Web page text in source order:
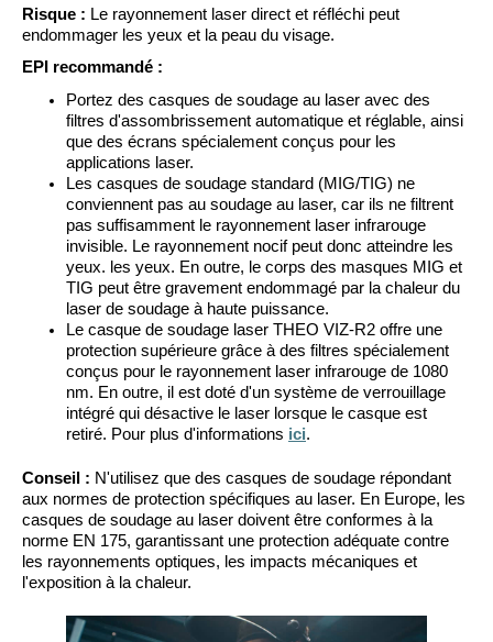
Risque : Le rayonnement laser direct et réfléchi peut
endommager les yeux et la peau du visage.
EPI recommandé :
Portez des casques de soudage au laser avec des
filtres d'assombrissement automatique et réglable, ainsi
que des écrans spécialement conçus pour les
applications laser.
Les casques de soudage standard (MIG/TIG) ne
conviennent pas au soudage au laser, car ils ne filtrent
pas suffisamment le rayonnement laser infrarouge
invisible. Le rayonnement nocif peut donc atteindre les
yeux. les yeux. En outre, le corps des masques MIG et
TIG peut être gravement endommagé par la chaleur du
laser de soudage à haute puissance.
Le casque de soudage laser THEO VIZ-R2 offre une
protection supérieure grâce à des filtres spécialement
conçus pour le rayonnement laser infrarouge de 1080
nm. En outre, il est doté d'un système de verrouillage
intégré qui désactive le laser lorsque le casque est
retiré. Pour plus d'informations ici.
Conseil : N'utilisez que des casques de soudage répondant
aux normes de protection spécifiques au laser. En Europe, les
casques de soudage au laser doivent être conformes à la
norme EN 175, garantissant une protection adéquate contre
les rayonnements optiques, les impacts mécaniques et
l'exposition à la chaleur.